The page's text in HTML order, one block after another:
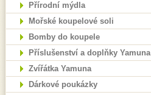
Přírodní mýdla
Mořské koupelové soli
Bomby do koupele
Příslušenství a doplňky Yamuna
Zvířátka Yamuna
Dárkové poukázky